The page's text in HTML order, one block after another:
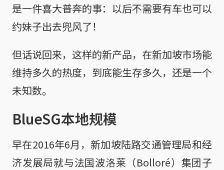
是一件喜大普奔的事：以后不需要有车也可以
约妹子出去兜风了！
但话说回来，这样的新产品，在新加坡市场能
维持多久的热度，到底能生存多久，还是一个
未知数。
BlueSG本地规模
早在2016年6月，新加坡陆路交通管理局和经
济发展局就与法国波洛莱（Bolloré）集团子